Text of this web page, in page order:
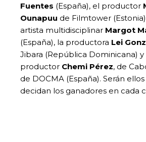
Fuentes (España), el productor
Ounapuu de Filmtower
artista multidisciplinar Margot
(España), la productora Lei
Jibara (República Dominicana)
productor Chemi Pérez, de
de DOCMA (España). Serán
decidan los ganadores en cada